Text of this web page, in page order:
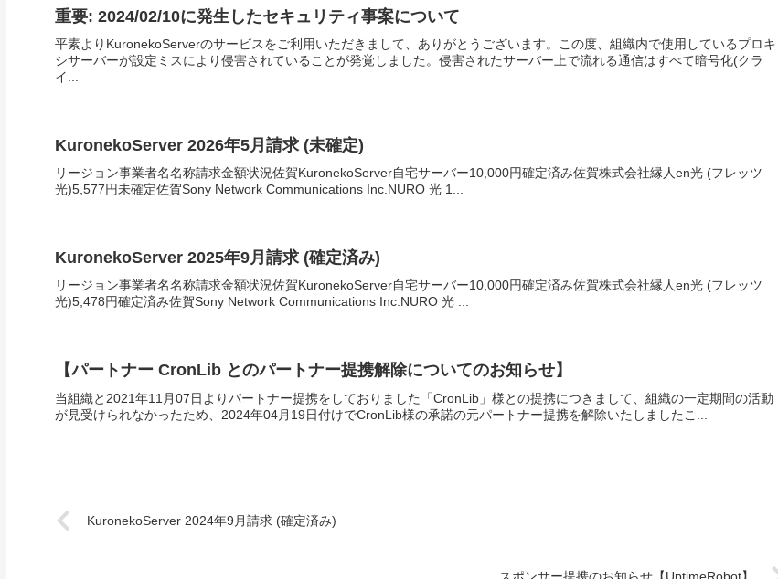
重要: 2024/02/10に発生したセキュリティ事案について
平素よりKuronekoServerのサービスをご利用いただきまして、ありがとうございます。この度、組織内で使用しているプロキ
シサーバーが設定ミスにより侵害されていることが発覚しました。侵害されたサーバー上で流れる通信はすべて暗号化(クラ
イ...
KuronekoServer 2026年5月請求 (未確定)
リージョン事業者名名称請求金額状況佐賀KuronekoServer自宅サーバー10,000円確定済み佐賀株式会社縁人en光 (フレッツ
光)5,577円未確定佐賀Sony Network Communications Inc.NURO 光 1...
KuronekoServer 2025年9月請求 (確定済み)
リージョン事業者名名称請求金額状況佐賀KuronekoServer自宅サーバー10,000円確定済み佐賀株式会社縁人en光 (フレッツ
光)5,478円確定済み佐賀Sony Network Communications Inc.NURO 光 ...
【パートナー CronLib とのパートナー提携解除についてのお知らせ】
当組織と2021年11月07日よりパートナー提携をしておりました「CronLib」様との提携につきまして、組織の一定期間の活動
が見受けられなかったため、2024年04月19日付けでCronLib様の承諾の元パートナー提携を解除いたしましたこ...
KuronekoServer 2024年9月請求 (確定済み)